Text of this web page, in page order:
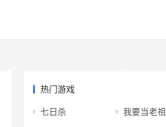
热门游戏
七日杀 我要当老祖